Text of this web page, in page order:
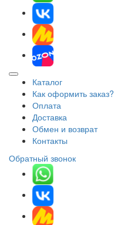
Каталог
Как оформить заказ?
Оплата
Доставка
Обмен и возврат
Контакты
Обратный звонок